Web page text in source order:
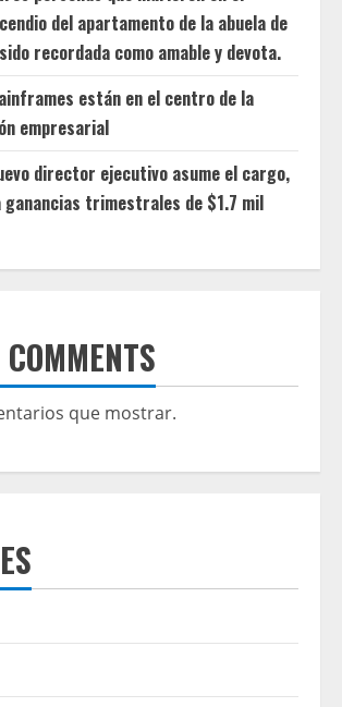
del apartamento de la abuela de
recordada como amable y devota.
están en el centro de la
empresarial
director ejecutivo asume el cargo,
trimestrales de $1.7 mil
que mostrar.